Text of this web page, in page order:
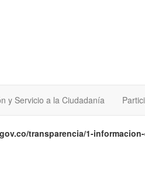
y Servicio a la Ciudadanía
transparencia/1-